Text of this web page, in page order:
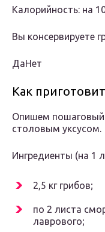
Калорийность: на
Вы консервируете
ДаНет
Как
Опишем пошаговый
столовым уксусом.
Ингредиенты (на 1
2,5 кг грибов;
по 2 листа
лаврового;